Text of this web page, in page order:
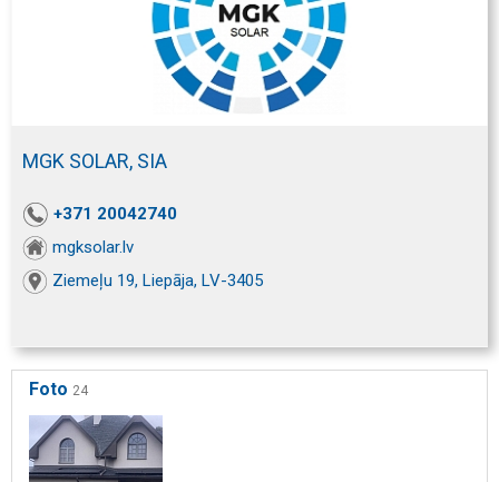
MGK SOLAR, SIA
+371 20042740
mgksolar.lv
Ziemeļu 19, Liepāja, LV-3405
Foto 24